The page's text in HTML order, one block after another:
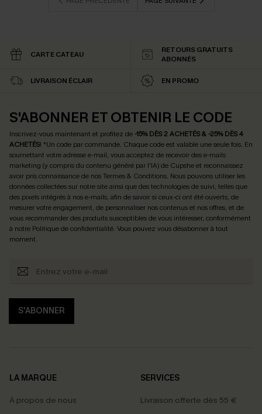
CARTE CATEAU
RETOURS GRATUITS
ABONNÉS
LIVRAISON ÉCLAIR EN PROMO
S'ABONNER ET OBTENIR LE CODE
Inscrivez-vous maintenant et profitez de -15% DÈS 2 ACHETÉS & -25% DÈS 4
ACHETÉS! *Un code par commande. Chaque code est valable une seule fois. En
soumettant votre adresse e-mail, vous acceptez de recevoir des e-mails
marketing (y compris du contenu généré par l'IA) de Cupshe et reconnaissez
avoir pris connaissance de nosTermes & Conditions. Nous pouvons utiliser les
données collectées sur notre site ainsi que des technologies de suivi, telles que
des pixels intégrés à nos e-mails, afin de savoir si ceux-ci ont été ouverts, de
mesurer votre engagement, de personnaliser nos contenus et nos offres, et de
vous recommander des produits susceptibles de vous intéresser, conformément
à notre Politique de confidentialité. Vous pouvez vous désabonner à tout
moment.
S'ABONNER
LA MARQUE
À propos de nous
SERVICES
Livraison offerte dès 55 €